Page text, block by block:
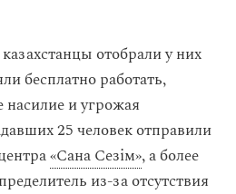
отобрали у них
бесплатно работать,
и угрожая
25 человек отправили
«Сана Сезiм», а более
из-за отсутствия